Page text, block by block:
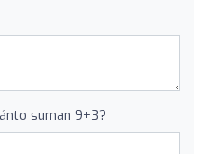
suman 9+3?